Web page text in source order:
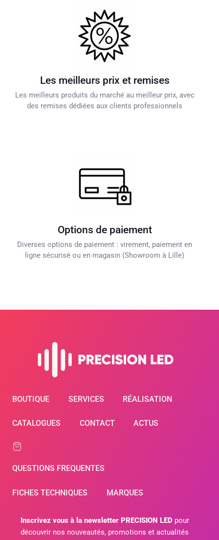
Les meilleurs prix et remises
Les meilleurs produits du marché au meilleur prix, avec
des remises dédiées aux clients professionnels
Options de paiement
Diverses options de paiement : virement, paiement en
ligne sécurisé ou en magasin (Showroom à Lille)
BOUTIQUE SERVICES RÉALISATION
CATALOGUES CONTACT ACTUS
QUESTIONS FREQUENTES
FICHES TECHNIQUES MARQUES
Inscrivez vous à la newsletter PRECISION LEDpour
découvrir nos nouveautés, promotions et actualités